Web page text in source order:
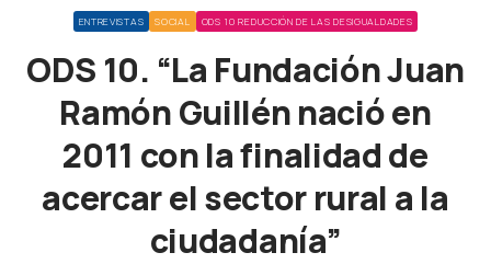
ENTREVISTAS SOCIAL ODS 10 REDUCCIÓN DE LAS DESIGUALDADES
ODS 10. “La Fundación Juan
Ramón Guillén nació en
2011 con la finalidad de
acercar el sector rural a la
ciudadanía”